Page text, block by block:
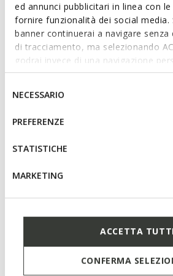
ed annunci pubblicitari in linea con
fornire funzionalità dei social media.
banner continuerai a navigare
di tracciamento, ma selezionando
godrai invece di una navigazione
base dei tuoi gusti ed interessi.
IMPOSTAZIONI potrai anche
altri strumenti di tracciamento
informazioni o per modificare in
tue impostazioni, visita la nostra
consenso
NECESSARIO
PREFERENZE
STATISTICHE
MARKETING
ACCETTA
CONFERMA
Quick and easy to put on
Lightweight footwear; Unlined
Slip-on design allows you to
You may also like